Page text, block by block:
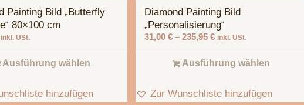
Painting Bild „Butterfly
80×100 cm
inkl. USt.
Ausführung wählen
hinzufügen
Diamond Painting Bild
„Personalisierung“
31,00€ –235,95€ inkl. USt.
Ausführung wählen
Zur Wunschliste hinzufügen